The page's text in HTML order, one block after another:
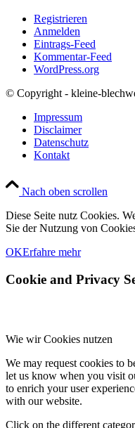
Registrieren
Anmelden
Eintrags-Feed
Kommentar-Feed
WordPress.org
© Copyright - kleine-
Impressum
Disclaimer
Datenschutz
Kontakt
Nach oben scrollen
Diese Seite nutz Cookies.
Sie der Nutzung von
OKErfahre mehr
Cookie and Privacy
Wie wir Cookies nutzen
We may request cookies to
let us know when you visit
to enrich your user
with our website.
Click on the different